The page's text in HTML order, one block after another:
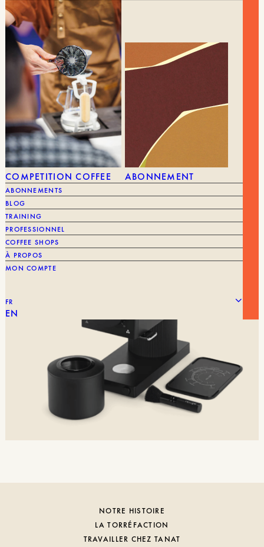
COMPETITION COFFEE ABONNEMENT
ABONNEMENTS
BLOG
TRAINING
PROFESSIONNEL
COFFEE SHOPS
À PROPOS
MON COMPTE
FR
EN
100 FILTRES N° 4 POUR CAFETIÈRE KBG
5,50€
MARQUE
FILTRE
ÉQUIPEMENTS TOUS LES ÉQUIPEMENTS
MOULINS
NOTRE HISTOIRE
LA TORRÉFACTION
TRAVAILLER CHEZ TANAT